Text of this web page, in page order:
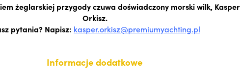
żeglarskiej przygody czuwa doświadczony morski wilk, Kasper
Orkisz.
pytania? Napisz: kasper.orkisz@premiumyachting.pl
Informacje dodatkowe